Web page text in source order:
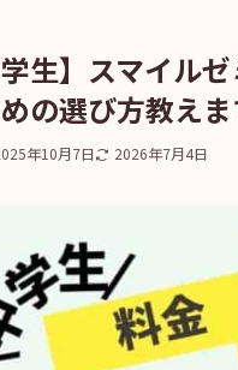
学生】スマイル
の選び方教え
年10月7日 2026年7月4日